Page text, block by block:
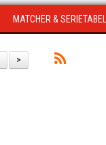
MATCHER & SERIETABELL
>